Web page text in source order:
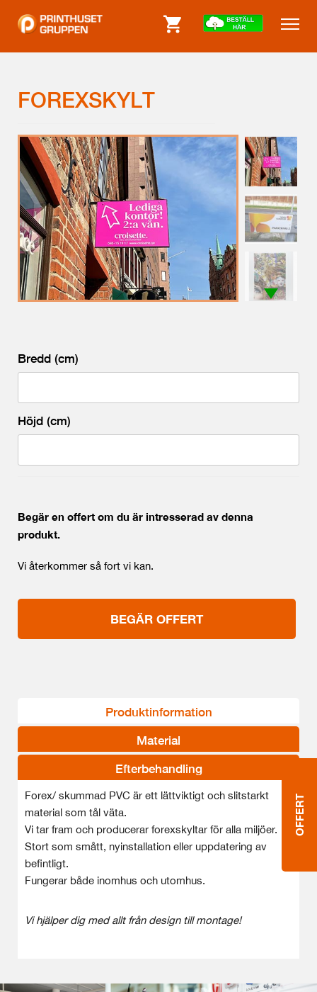
FOREXSKYLT
Bredd (cm)
Höjd (cm)
Begär en offert om du är intresserad av denna
produkt.
Vi återkommer så fort vi kan.
BEGÄR OFFERT
Produktinformation
Material
Efterbehandling
Forex/ skummad PVC är ett lättviktigt och slitstarkt
material som tål väta.
Vi tar fram och producerar forexskyltar för alla miljöer.
Stort som smått, nyinstallation eller uppdatering av
befintligt.
Fungerar både inomhus och utomhus.
Vi hjälper dig med allt från design till montage!
OFFERT